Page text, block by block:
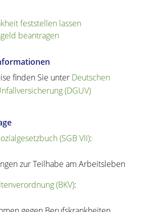
feststellen lassen
beantragen
finden Sie unter Deutschen
(DGUV)
(SGB VII):
zur Teilhabe am Arbeitsleben
(BKV):